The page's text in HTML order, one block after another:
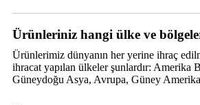
Ürünleriniz hangi ülke ve
Ürünlerimiz dünyanın her yerine ihraç
ihracat yapılan ülkeler şunlardır: Amerika
Güneydoğu Asya, Avrupa, Güney